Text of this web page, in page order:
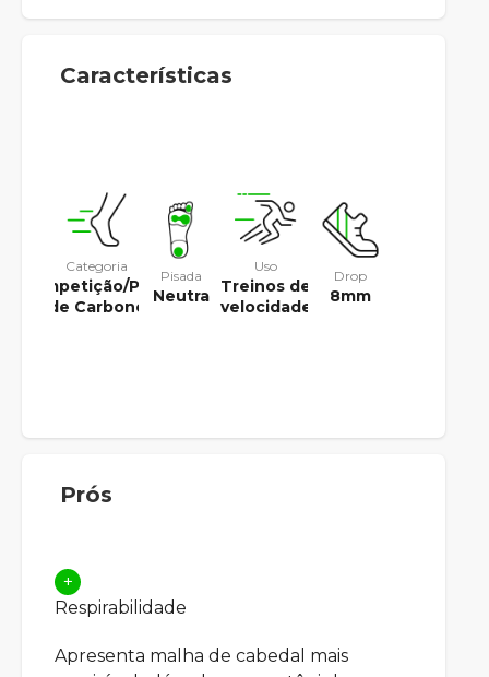
Características
Categoria
Competição/Placa
de Carbono
Pisada
Neutra
Uso
Treinos de
velocidade
Drop
8mm
Prós
+
Respirabilidade
Apresenta malha de cabedal mais